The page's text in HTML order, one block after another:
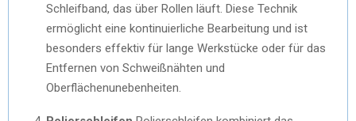
Schleifband, das über Rollen läuft. Diese Technik
ermöglicht eine kontinuierliche Bearbeitung und ist
besonders effektiv für lange Werkstücke oder für das
Entfernen von Schweißnähten und
Oberflächenunebenheiten.